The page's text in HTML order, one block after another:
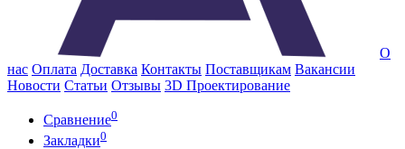
О
нас Оплата Доставка Контакты Поставщикам Вакансии
Новости Статьи Отзывы 3D Проектирование
Сравнение0
Закладки0